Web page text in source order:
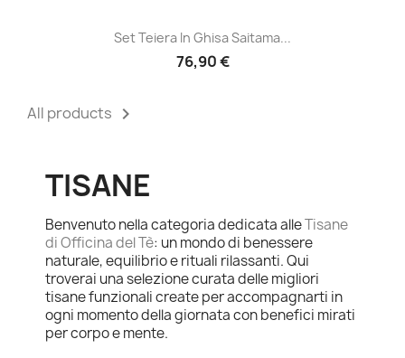
Set Teiera In Ghisa Saitama...
76,90 €
All products 
TISANE
Benvenuto nella categoria dedicata alleTisane
di Officina del Tè: un mondo di benessere
naturale, equilibrio e rituali rilassanti. Qui
troverai una selezione curata delle migliori
tisane funzionali create per accompagnarti in
ogni momento della giornata con benefici mirati
per corpo e mente.